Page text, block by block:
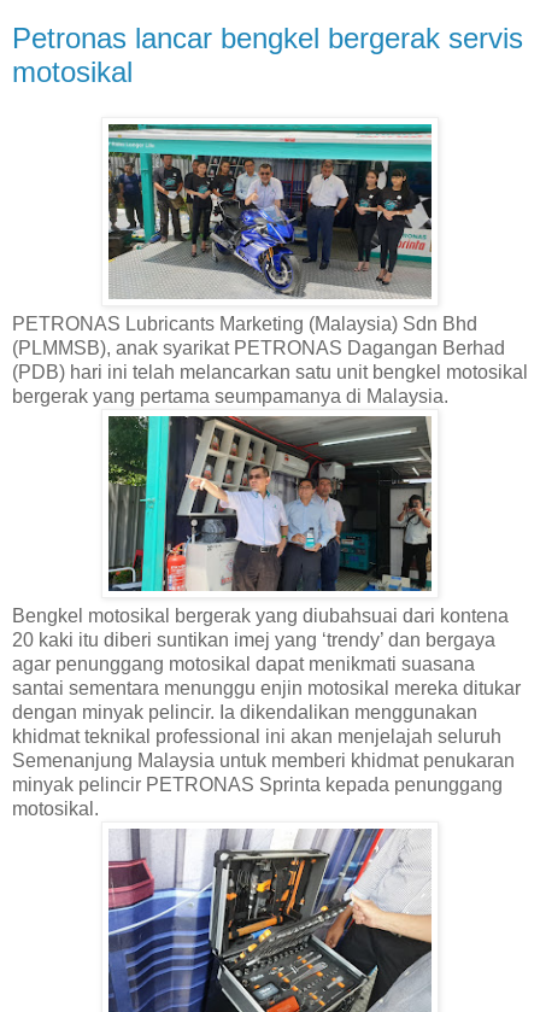
Petronas lancar bengkel bergerak servis
motosikal
PETRONAS Lubricants Marketing (Malaysia) Sdn Bhd
(PLMMSB), anak syarikat PETRONAS Dagangan Berhad
(PDB) hari ini telah melancarkan satu unit bengkel motosikal
bergerak yang pertama seumpamanya di Malaysia.
Bengkel motosikal bergerak yang diubahsuai dari kontena
20 kaki itu diberi suntikan imej yang ‘trendy’ dan bergaya
agar penunggang motosikal dapat menikmati suasana
santai sementara menunggu enjin motosikal mereka ditukar
dengan minyak pelincir. Ia dikendalikan menggunakan
khidmat teknikal professional ini akan menjelajah seluruh
Semenanjung Malaysia untuk memberi khidmat penukaran
minyak pelincir PETRONAS Sprinta kepada penunggang
motosikal.